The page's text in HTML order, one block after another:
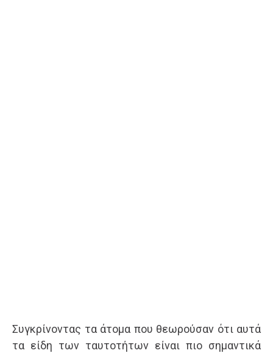
Συγκρίνοντας τα άτομα που θεωρούσαν ότι αυτά
τα είδη των ταυτοτήτων είναι πιο σημαντικά